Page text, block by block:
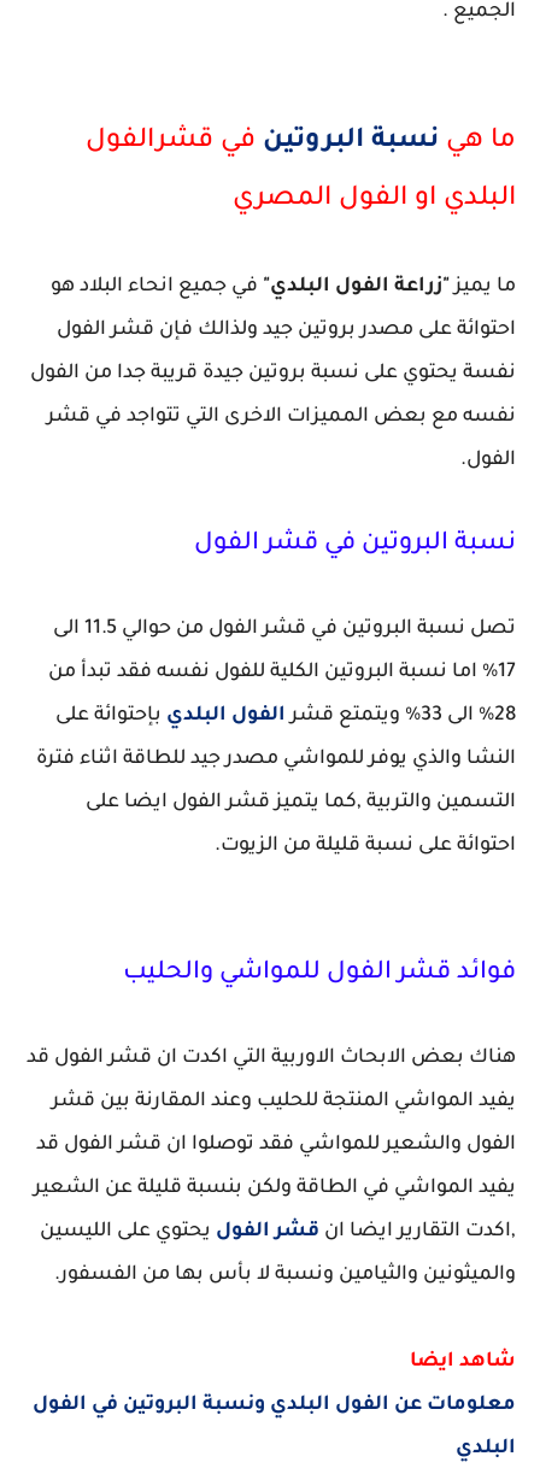
الجميع .
ما هي نسبة البروتين في قشرالفول
البلدي او الفول المصري
ما يميز"زراعة الفول البلدي" في جميع انحاء البلاد هو
احتوائة على مصدر بروتين جيد ولذالك فإن قشر الفول
نفسة يحتوي على نسبة بروتين جيدة قريبة جدا من الفول
نفسه مع بعض المميزات الاخرى التي تتواجد في قشر
الفول.
نسبة البروتين في قشر الفول
تصل نسبة البروتين في قشر الفول من حوالي 11.5 الى
17% اما نسبة البروتين الكلية للفول نفسه فقد تبدأ من
28% الى 33% ويتمتع قشر
الفول البلدي بإحتوائة على
النشا والذي يوفر للمواشي مصدر جيد للطاقة اثناء فترة
التسمين والتربية ,كما يتميز قشر الفول ايضا على
احتوائة على نسبة قليلة من الزيوت.
فوائد قشر الفول للمواشي والحليب
هناك بعض الابحاث الاوربية التي اكدت ان قشر الفول قد
يفيد المواشي المنتجة للحليب وعند المقارنة بين قشر
الفول والشعير للمواشي فقد توصلوا ان قشر الفول قد
يفيد المواشي في الطاقة ولكن بنسبة قليلة عن الشعير
,اكدت التقارير ايضا ان قشر الفول يحتوي على الليسين
والميثونين والثيامين ونسبة لا بأس بها من الفسفور.
شاهد ايضا
معلومات عن الفول البلدي ونسبة البروتين في الفول
البلدي